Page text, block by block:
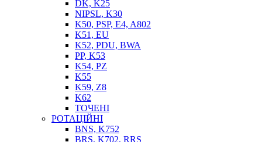
ТОСОЛ, АНТИФРИЗ
ОЛИВА-ПАЛИВО
ПОВІТРЯ-ВОДА
DK, K25
NIPSL, K30
K50, PSP, E4, A802
K51, EU
K52, PDU, BWA
PP, K53
K54, PZ
K55
K59, Z8
K62
ТОЧЕНІ
РОТАЦІЙНІ
BNS, K752
BRS, K702, RRS